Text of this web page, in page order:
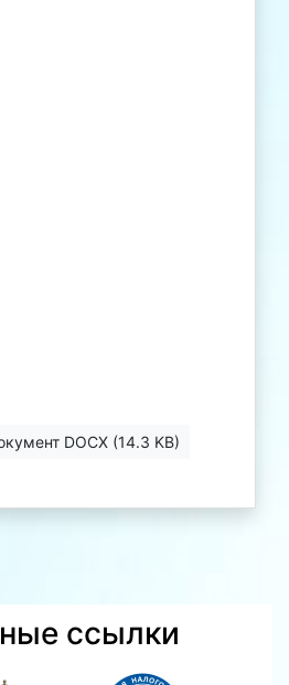
DOCX (14.3 KB)
ссылки